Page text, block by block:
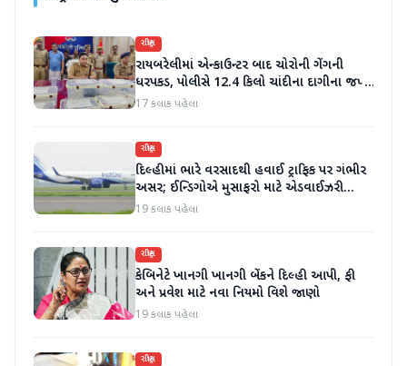
રાષ્ટ્રીય
રાયબરેલીમાં એન્કાઉન્ટર બાદ ચોરોની ગેંગની
ધરપકડ, પોલીસે 12.4 કિલો ચાંદીના દાગીના જપ્ત
કર્યા
17 કલાક પહેલા
રાષ્ટ્રીય
દિલ્હીમાં ભારે વરસાદથી હવાઈ ટ્રાફિક પર ગંભીર
અસર; ઈન્ડિગોએ મુસાફરો માટે એડવાઈઝરી
જાહેર કરી
19 કલાક પહેલા
રાષ્ટ્રીય
કેબિનેટે ખાનગી ખાનગી બેંકને દિલ્હી આપી, ફી
અને પ્રવેશ માટે નવા નિયમો વિશે જાણો
19 કલાક પહેલા
રાષ્ટ્રીય